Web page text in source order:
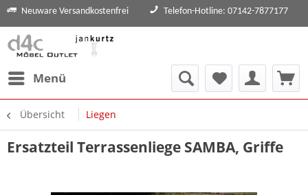
Neuware Versandkostenfrei Telefon-Hotline: 07142-7877177
Menü
Übersicht Liegen
Ersatzteil Terrassenliege SAMBA, Griffe